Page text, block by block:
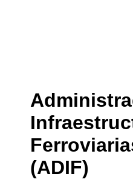
(ADIF)